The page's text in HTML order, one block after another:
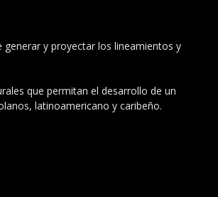
y proyectar los lineamientos y
que permitan el desarrollo de un
latinoamericano y caribeño.